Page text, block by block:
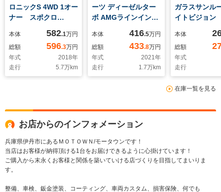
ロニックS 4WD 1オー
ナー スポクロ
インPKG PSCBブレ
ーキ パノラミックル
ーフ BOSEサウン
ド 純正オプション
21AW ベンチレータ
ト エントリードライ
ブ
本体 582.1万円
総額
596.3万円
年式
2018年
走行
5.7万km
ーツ ディーゼルター
ボ AMGラインインテ
ブPKG ブラックレ
ザーシート パワーシ
ート シートヒータ
ー LEDヘッドライ
ト 純正ナビ バッ
ッドアップディスプレ
イ
本体 416.5万円
総額
433.8万円
年式
2021年
走行
1.7万km
ガラスサン
イトビジョ
イ アンドロ
ト LEDヘッド
アダプティブ
Bluetooth コ
センサー前後
シフト 電動
本体
総額
年式
走行
在庫一覧を見る
お店からのインフォメーション
兵庫県伊丹市にあるＭＯＴＯＷＮ/モータウンです！
当店はお客様が納得頂ける1台をお届けできるように心掛けています！
ご購入から末永くお客様と関係を築いていける店づくりを目指してまいりま
す。
整備、車検、鈑金塗装、コーティング、車両カスタム、損害保険、何でも